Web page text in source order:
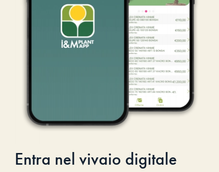
Entra nel vivaio digitale